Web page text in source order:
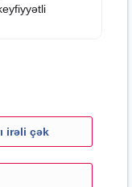
irəli çək